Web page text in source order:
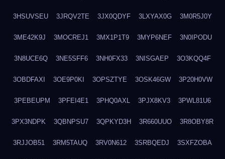
3HSUVSEU 3JRQV2TE 3JX0QDYF 3LXYAX0G 3M0R5J0Y
3ME42K9J 3MOCREJ1 3MX1P1T9 3MYP6NEF 3N0IPODU
3N8UCE6Q 3NE5SFF6 3NH0FX33 3NISGAEP 3O3KQQ4F
3OBDFAXI 3OE9P0KI 3OPSZTYE 3OSK46GW 3P20H0VW
3PEBEUPM 3PFEI4E1 3PHQ0AXL 3PJX8KV3 3PWL81U6
3PX3NDPK 3QBNPSU7 3QPKYD3H 3R660UUO 3R8OBY8R
3RJJOB51 3RM5TAUQ 3RV0N612 3SRBQEDJ 3SXFZOBA